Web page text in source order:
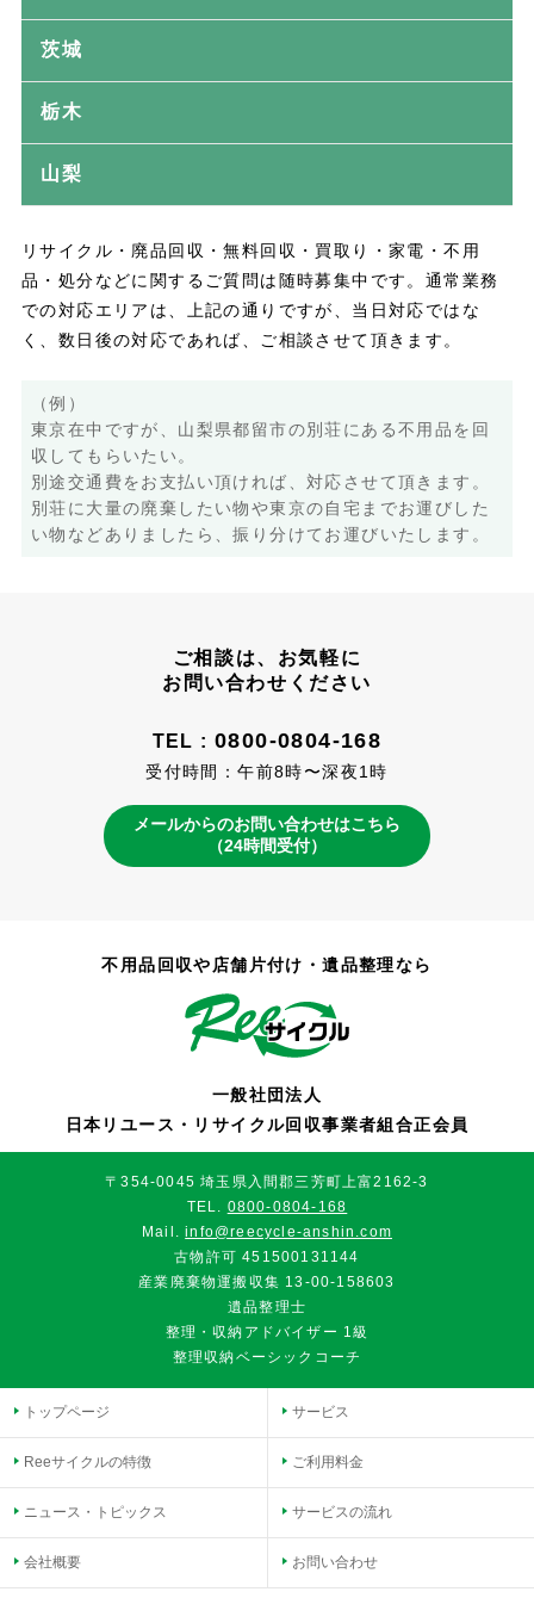
茨城
栃木
山梨
リサイクル・廃品回収・無料回収・買取り・家電・不用
品・処分などに関するご質問は随時募集中です。通常業務
での対応エリアは、上記の通りですが、当日対応ではな
く、数日後の対応であれば、ご相談させて頂きます。
（例）
東京在中ですが、山梨県都留市の別荘にある不用品を回
収してもらいたい。
別途交通費をお支払い頂ければ、対応させて頂きます。
別荘に大量の廃棄したい物や東京の自宅までお運びした
い物などありましたら、振り分けてお運びいたします。
ご相談は、お気軽に
お問い合わせください
TEL :0800-0804-168
受付時間：午前8時〜深夜1時
メールからのお問い合わせはこちら
（24時間受付）
不用品回収や店舗片付け・遺品整理なら
一般社団法人
日本リユース・リサイクル回収事業者組合正会員
〒354-0045 埼玉県入間郡三芳町上富2162-3
TEL. 0800-0804-168
Mail.info@reecycle-anshin.com
古物許可 451500131144
産業廃棄物運搬収集 13-00-158603
遺品整理士
整理・収納アドバイザー 1級
整理収納ベーシックコーチ
トップページ
Reeサイクルの特徴
ニュース・トピックス
会社概要
サービス
ご利用料金
サービスの流れ
お問い合わせ